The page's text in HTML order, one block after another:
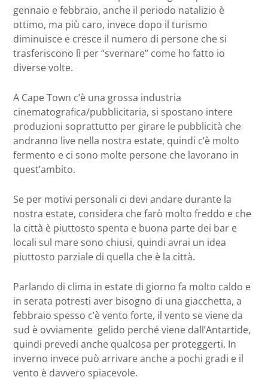
gennaio e febbraio, anche il periodo natalizio è
ottimo, ma più caro, invece dopo il turismo
diminuisce e cresce il numero di persone che si
trasferiscono lì per “svernare” come ho fatto io
diverse volte.
A Cape Town c’è una grossa industria
cinematografica/pubblicitaria, si spostano intere
produzioni soprattutto per girare le pubblicità che
andranno live nella nostra estate, quindi c’è molto
fermento e ci sono molte persone che lavorano in
quest’ambito.
Se per motivi personali ci devi andare durante la
nostra estate, considera che farò molto freddo e che
la città è piuttosto spenta e buona parte dei bar e
locali sul mare sono chiusi, quindi avrai un idea
piuttosto parziale di quella che è la città.
Parlando di clima in estate di giorno fa molto caldo e
in serata potresti aver bisogno di una giacchetta, a
febbraio spesso c’è vento forte, il vento se viene da
sud è ovviamente gelido perché viene dall’Antartide,
quindi prevedi anche qualcosa per proteggerti. In
inverno invece può arrivare anche a pochi gradi e il
vento è davvero spiacevole.